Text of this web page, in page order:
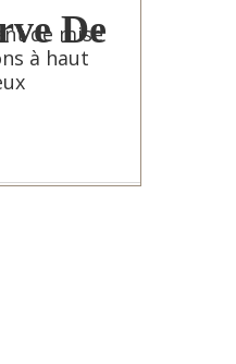
De
de mise
à haut